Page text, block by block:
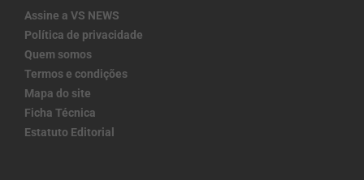
Assine a VS NEWS
Política de privacidade
Quem somos
Termos e condições
Mapa do site
Ficha Técnica
Estatuto Editorial